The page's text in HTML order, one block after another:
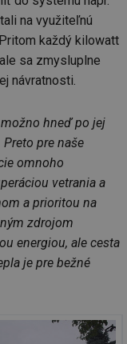
na využiteľnú
každý kilowatt
sa zmysluplne
návratnosti.
hneď po jej
pre naše
omnoho
vetrania a
a prioritou na
zdrojom
energiou, ale cesta
je pre bežné